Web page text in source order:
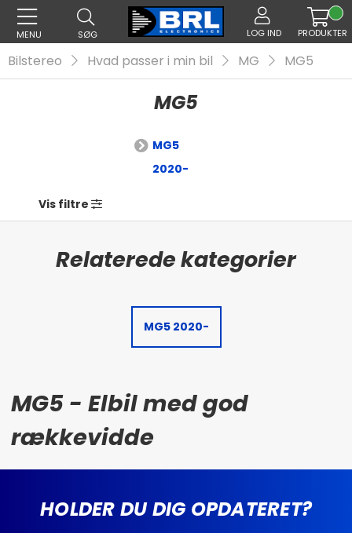
MENU SØG LOG IND PRODUKTER
Bilstereo Hvad passer i min bil MG MG5
MG5
MG5
2020-
Vis filtre
MG5 2020-
MG5 - Elbil med god
rækkevidde
HOLDER DU DIG OPDATERET?